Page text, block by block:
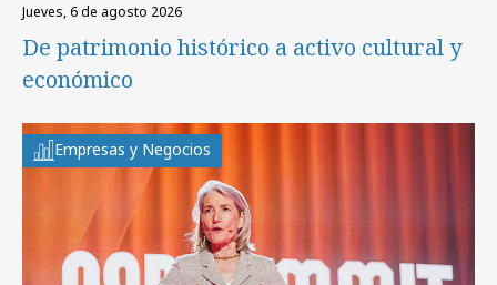
jueves, 6 de agosto 2026
De patrimonio histórico a activo cultural y
económico
Empresas y Negocios